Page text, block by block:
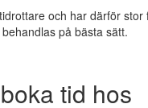
och har därför
på bästa sätt.
tid hos